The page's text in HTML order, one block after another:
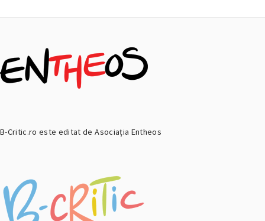
B-Critic.ro este editat de Asociația Entheos